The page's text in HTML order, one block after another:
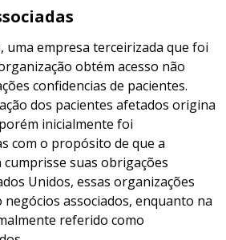
uma empresa terceirizada que foi
obtém acesso não
confidencias de pacientes.
dos pacientes afetados origina
inicialmente foi
com o propósito de que a
suas obrigações
Unidos, essas organizações
negócios associados, enquanto na
referido como